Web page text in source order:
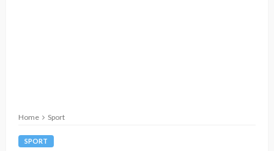
Home Sport
SPORT